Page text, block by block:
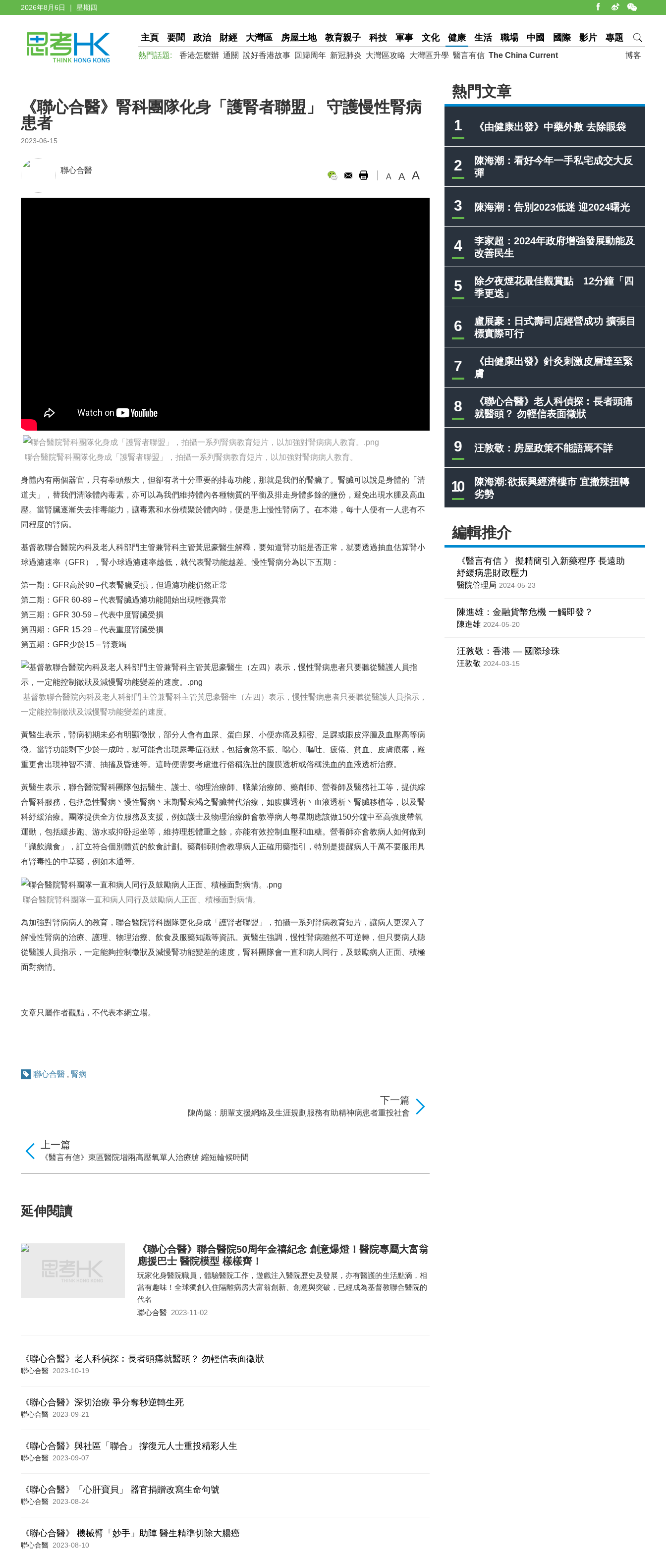
2026年8月6日 ｜ 星期四
主頁 要聞 政治 財經 大灣區 房屋土地 教育親子 科技 軍事 文化 健康 生活 職場 中國 國際 影片 專題
博客
熱門話題: 香港怎麼辦 通關 說好香港故事 回歸周年 新冠肺炎 大灣區攻略 大灣區升學 醫言有信 The China Current
熱門文章
1 《由健康出發》中藥外敷 去除眼袋
2
陳海潮：看好今年一手私宅成交大反
彈
3 陳海潮：告別2023低迷 迎2024曙光
4
李家超：2024年政府增強發展動能及
改善民生
5
除夕夜煙花最佳觀賞點 12分鐘「四
季更迭」
6
盧展豪：日式壽司店經營成功 擴張目
標實際可行
7
《由健康出發》針灸刺激皮層達至緊
膚
8
《聯心合醫》老人科偵探︰長者頭痛
就醫頭？ 勿輕信表面徵狀
9 汪敦敬：房屋政策不能語焉不詳
10
陳海潮:欲振興經濟樓市 宜撤辣扭轉
劣勢
編輯推介
《醫言有信 》 擬精簡引入新藥程序 長遠助
紓緩病患財政壓力
醫院管理局 2024-05-23
陳進雄：金融貨幣危機 一觸即發？
陳進雄 2024-05-20
汪敦敬：香港 — 國際珍珠
汪敦敬 2024-03-15
《聯心合醫》腎科團隊化身「護腎者聯盟」 守護慢性腎病
患者
2023-06-15
聯心合醫
A A A
聯合醫院腎科團隊化身成「護腎者聯盟」，拍攝一系列腎病教育短片，以加強對腎病病人教育。
身體內有兩個器官，只有拳頭般大，但卻有著十分重要的排毒功能，那就是我們的腎臟了。腎臟可以說是身體的「清
道夫」，替我們清除體內毒素，亦可以為我們維持體內各種物質的平衡及排走身體多餘的鹽份，避免出現水腫及高血
壓。當腎臟逐漸失去排毒能力，讓毒素和水份積聚於體內時，便是患上慢性腎病了。在本港，每十人便有一人患有不
同程度的腎病。
基督教聯合醫院內科及老人科部門主管兼腎科主管黃思豪醫生解釋，要知道腎功能是否正常，就要透過抽血估算腎小
球過濾速率（GFR），腎小球過濾速率越低，就代表腎功能越差。慢性腎病分為以下五期：
第一期：GFR高於90 –代表腎臟受損，但過濾功能仍然正常
第二期：GFR 60-89 – 代表腎臟過濾功能開始出現輕微異常
第三期：GFR 30-59 – 代表中度腎臟受損
第四期：GFR 15-29 – 代表重度腎臟受損
第五期：GFR少於15 – 腎衰竭
基督教聯合醫院內科及老人科部門主管兼腎科主管黃思豪醫生（左四）表示，慢性腎病患者只要聽從醫護人員指示，
一定能控制徵狀及減慢腎功能變差的速度。
黃醫生表示，腎病初期未必有明顯徵狀，部分人會有血尿、蛋白尿、小便赤痛及頻密、足踝或眼皮浮腫及血壓高等病
徵。當腎功能剩下少於一成時，就可能會出現尿毒症徵狀，包括食慾不振、噁心、嘔吐、疲倦、貧血、皮膚痕癢，嚴
重更會出現神智不清、抽搐及昏迷等。這時便需要考慮進行俗稱洗肚的腹膜透析或俗稱洗血的血液透析治療。
黃醫生表示，聯合醫院腎科團隊包括醫生、護士、物理治療師、職業治療師、藥劑師、營養師及醫務社工等，提供綜
合腎科服務，包括急性腎病丶慢性腎病丶末期腎衰竭之腎臟替代治療，如腹膜透析丶血液透析丶腎臟移植等，以及腎
科紓緩治療。團隊提供全方位服務及支援，例如護士及物理治療師會教導病人每星期應該做150分鐘中至高強度帶氧
運動，包括緩步跑、游水或抑卧起坐等，維持理想體重之餘，亦能有效控制血壓和血糖。營養師亦會教病人如何做到
「識飲識食」，訂立符合個別體質的飲食計劃。藥劑師則會教導病人正確用藥指引，特別是提醒病人千萬不要服用具
有腎毒性的中草藥，例如木通等。
聯合醫院腎科團隊一直和病人同行及鼓勵病人正面、積極面對病情。
為加強對腎病病人的教育，聯合醫院腎科團隊更化身成「護腎者聯盟」，拍攝一系列腎病教育短片，讓病人更深入了
解慢性腎病的治療、護理、物理治療、飲食及服藥知識等資訊。黃醫生強調，慢性腎病雖然不可逆轉，但只要病人聽
從醫護人員指示，一定能夠控制徵狀及減慢腎功能變差的速度，腎科團隊會一直和病人同行，及鼓勵病人正面、積極
面對病情。
文章只屬作者觀點，不代表本網立場。
聯心合醫 , 腎病
下一篇
陳尚懿：朋輩支援網絡及生涯規劃服務有助精神病患者重投社會
上一篇
《醫言有信》東區醫院增兩高壓氧單人治療艙 縮短輪候時間
延伸閱讀
《聯心合醫》聯合醫院50周年金禧紀念 創意爆燈！醫院專屬大富翁
應援巴士 醫院模型 樣樣齊！
玩家化身醫院職員，體驗醫院工作，遊戲注入醫院歷史及發展，亦有醫護的生活點滴，相
當有趣味！全球獨創入住隔離病房大富翁創新、創意與突破，已經成為基督教聯合醫院的
代名
聯心合醫 2023-11-02
《聯心合醫》老人科偵探︰長者頭痛就醫頭？ 勿輕信表面徵狀
聯心合醫 2023-10-19
《聯心合醫》深切治療 爭分奪秒逆轉生死
聯心合醫 2023-09-21
《聯心合醫》與社區「聯合」 撐復元人士重投精彩人生
聯心合醫 2023-09-07
《聯心合醫》「心肝寶貝」 器官捐贈改寫生命句號
聯心合醫 2023-08-24
《聯心合醫》 機械臂「妙手」助陣 醫生精準切除大腸癌
聯心合醫 2023-08-10